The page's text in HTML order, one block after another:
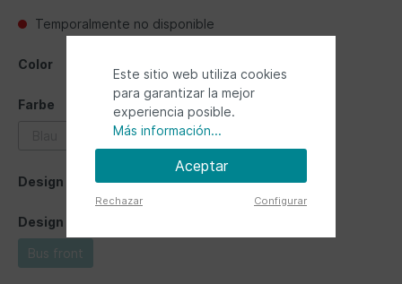
Temporalmente no disponible
Color
Farbe
rot
Design
Design
Bus front
Este sitio web utiliza cookies
para garantizar la mejor
experiencia posible.
Más información...
Aceptar
Rechazar Configurar